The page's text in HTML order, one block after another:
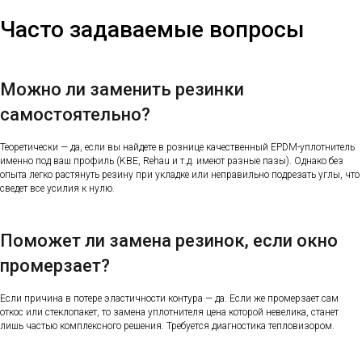
Часто задаваемые вопросы
Можно ли заменить резинки
самостоятельно?
Теоретически — да, если вы найдете в рознице качественный EPDM-уплотнитель
именно под ваш профиль (KBE, Rehau и т.д. имеют разные пазы). Однако без
опыта легко растянуть резину при укладке или неправильно подрезать углы, что
сведет все усилия к нулю.
Поможет ли замена резинок, если окно
промерзает?
Если причина в потере эластичности контура — да. Если же промерзает сам
откос или стеклопакет, то замена уплотнителя цена которой невелика, станет
лишь частью комплексного решения. Требуется диагностика тепловизором.